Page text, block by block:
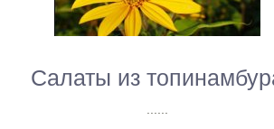
Салаты из